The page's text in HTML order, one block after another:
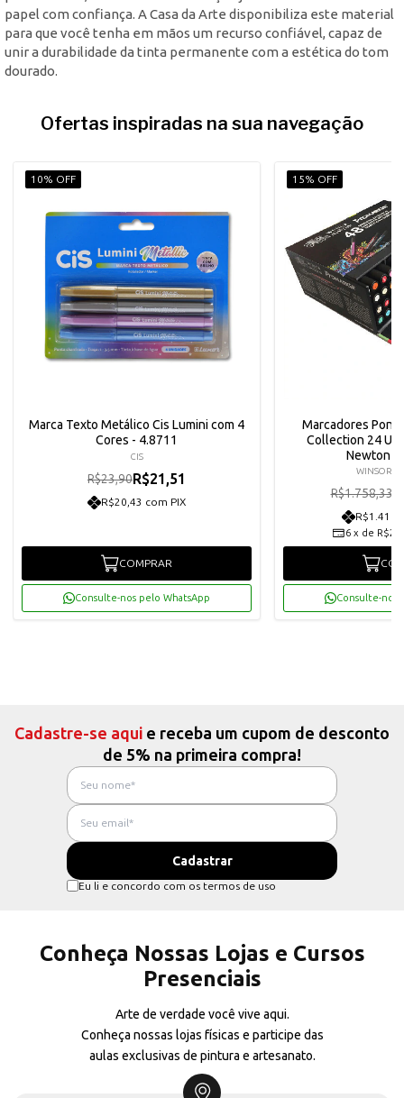
papel com confiança. A Casa da Arte disponibiliza este material
para que você tenha em mãos um recurso confiável, capaz de
unir a durabilidade da tinta permanente com a estética do tom
dourado.
Ofertas inspiradas na sua navegação
10% OFF
Marca Texto Metálico Cis Lumini com 4
Cores - 4.8711
CIS
R$23,90R$21,51
R$20,43 com PIX
COMPRAR
Consulte-nos pelo WhatsApp
15% OFF
Marcadores
Collection 24
Newton -
WINSOR &
R$1.758,33
6 x de
Consulte-nos
Cadastre-se aqui e receba um cupom de desconto
de 5% na primeira compra!
Eu li e concordo com os termos de uso
Conheça Nossas Lojas e Cursos
Presenciais
Arte de verdade você vive aqui.
Conheça nossas lojas físicas e participe das
aulas exclusivas de pintura e artesanato.